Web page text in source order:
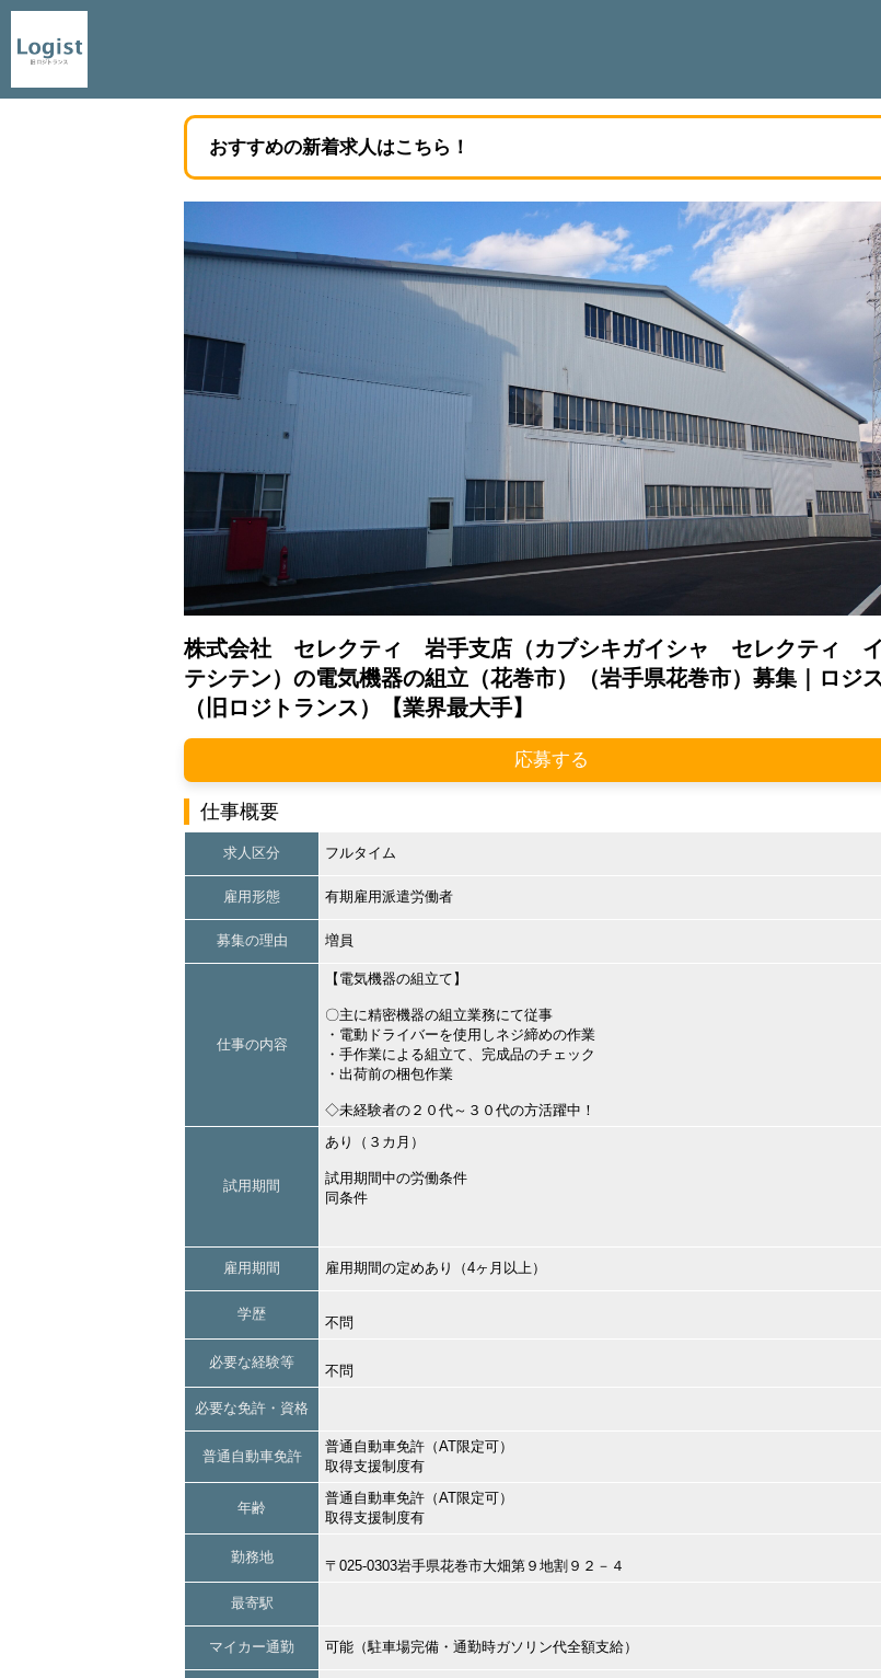
おすすめの新着求人はこちら！
株式会社 セレクティ 岩手支店（カブシキガイシャ セレクティ
テシテン）の電気機器の組立（花巻市）（岩手県花巻市）募集｜ロジ
（旧ロジトランス）【業界最大手】
応募する
仕事概要
求人区分 フルタイム
雇用形態 有期雇用派遣労働者
募集の理由 増員
仕事の内容
【電気機器の組立て】
〇主に精密機器の組立業務にて従事
・電動ドライバーを使用しネジ締めの作業
・手作業による組立て、完成品のチェック
・出荷前の梱包作業
◇未経験者の２０代～３０代の方活躍中！
試用期間
あり（３カ月）
試用期間中の労働条件
同条件
雇用期間 雇用期間の定めあり（4ヶ月以上）
学歴
不問
必要な経験等
不問
必要な免許・資格
普通自動車免許
普通自動車免許（AT限定可）
取得支援制度有
年齢
普通自動車免許（AT限定可）
取得支援制度有
勤務地
〒025-0303岩手県花巻市大畑第９地割９２－４
最寄駅
マイカー通勤 可能（駐車場完備・通勤時ガソリン代全額支給）